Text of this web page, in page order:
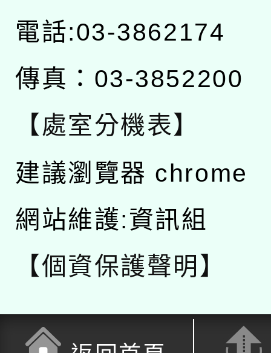
電話:03-3862174
傳真：03-3852200
【處室分機表】
建議瀏覽器 chrome
網站維護:資訊組
【個資保護聲明】